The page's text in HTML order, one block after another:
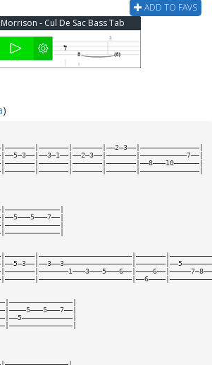
ADD TO FAVS
- Cul De Sac Bass Tab
)